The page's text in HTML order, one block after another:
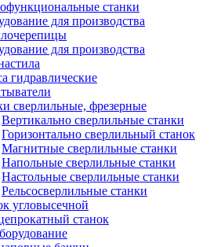
станки
для производства
для производства
гидравлические
сверлильные, фрезерные
Вертикально сверлильные станки
Горизонтально сверлильный станок
Магнитные сверлильные станки
Напольные сверлильные станки
Настольные сверлильные станки
Рельсосверлильные станки
угловысечной
станок